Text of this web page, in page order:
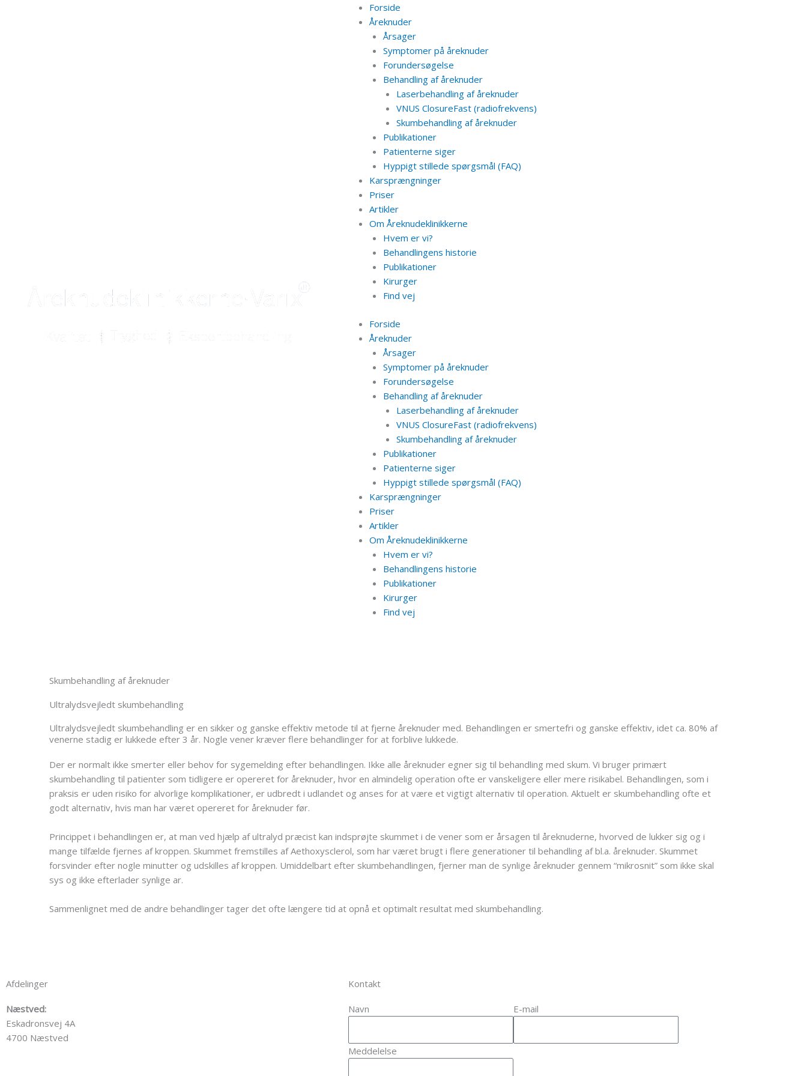
Forside
Åreknuder
Årsager
Symptomer på åreknuder
Forundersøgelse
Behandling af åreknuder
Laserbehandling af åreknuder
VNUS ClosureFast (radiofrekvens)
Skumbehandling af åreknuder
Publikationer
Patienterne siger
Hyppigt stillede spørgsmål (FAQ)
Karsprængninger
Priser
Artikler
Om Åreknudeklinikkerne
Hvem er vi?
Behandlingens historie
Publikationer
Kirurger
Find vej
Forside
Åreknuder
Årsager
Symptomer på åreknuder
Forundersøgelse
Behandling af åreknuder
Laserbehandling af åreknuder
VNUS ClosureFast (radiofrekvens)
Skumbehandling af åreknuder
Publikationer
Patienterne siger
Hyppigt stillede spørgsmål (FAQ)
Karsprængninger
Priser
Artikler
Om Åreknudeklinikkerne
Hvem er vi?
Behandlingens historie
Publikationer
Kirurger
Find vej
Skumbehandling af åreknuder
Ultralydsvejledt skumbehandling
Ultralydsvejledt skumbehandling er en sikker og ganske effektiv metode til at fjerne åreknuder med. Behandlingen er smertefri og ganske effektiv, idet ca. 80% af
venerne stadig er lukkede efter 3 år. Nogle vener kræver flere behandlinger for at forblive lukkede.
Der er normalt ikke smerter eller behov for sygemelding efter behandlingen. Ikke alle åreknuder egner sig til behandling med skum. Vi bruger primært
skumbehandling til patienter som tidligere er opereret for åreknuder, hvor en almindelig operation ofte er vanskeligere eller mere risikabel. Behandlingen, som i
praksis er uden risiko for alvorlige komplikationer, er udbredt i udlandet og anses for at være et vigtigt alternativ til operation. Aktuelt er skumbehandling ofte et
godt alternativ, hvis man har været opereret for åreknuder før.
Princippet i behandlingen er, at man ved hjælp af ultralyd præcist kan indsprøjte skummet i de vener som er årsagen til åreknuderne, hvorved de lukker sig og i
mange tilfælde fjernes af kroppen. Skummet fremstilles af Aethoxysclerol, som har været brugt i flere generationer til behandling af bl.a. åreknuder. Skummet
forsvinder efter nogle minutter og udskilles af kroppen. Umiddelbart efter skumbehandlingen, fjerner man de synlige åreknuder gennem “mikrosnit” som ikke skal
sys og ikke efterlader synlige ar.
Sammenlignet med de andre behandlinger tager det ofte længere tid at opnå et optimalt resultat med skumbehandling.
Afdelinger
Næstved:
Eskadronsvej 4A
4700 Næstved
Kontakt
Navn E-mail
Meddelelse